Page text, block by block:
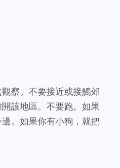
察。不要接近或接觸郊
該地區。不要跑。如果
。如果你有小狗，就把